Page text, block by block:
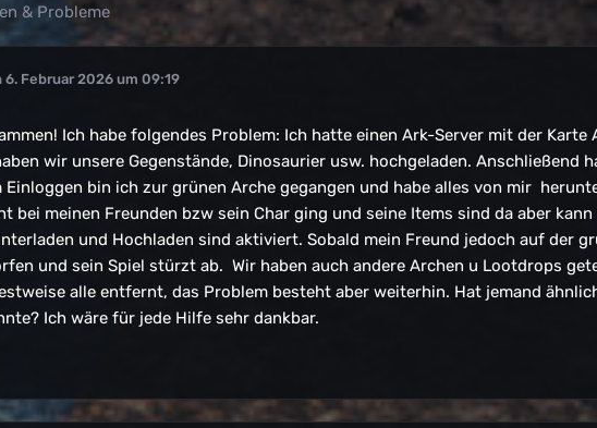
& Probleme
6. Februar 2026 um 09:19
Ich habe folgendes Problem: Ich hatte einen Ark-Server mit der
wir unsere Gegenstände, Dinosaurier usw. hochgeladen. Anschließend
Einloggen bin ich zur grünen Arche gegangen und habe alles von mir
bei meinen Freunden bzw sein Char ging und seine Items sind da aber
und Hochladen sind aktiviert. Sobald mein Freund jedoch auf der
und sein Spiel stürzt ab. Wir haben auch andere Archen u Lootdrops
alle entfernt, das Problem besteht aber weiterhin. Hat jemand
Ich wäre für jede Hilfe sehr dankbar.